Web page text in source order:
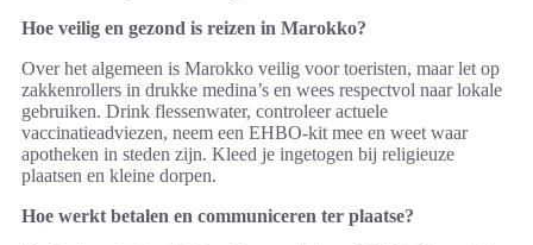
Hoe veilig en gezond is reizen in Marokko?
Over het algemeen is Marokko veilig voor toeristen, maar let op
zakkenrollers in drukke medina’s en wees respectvol naar lokale
gebruiken. Drink flessenwater, controleer actuele
vaccinatieadviezen, neem een EHBO-kit mee en weet waar
apotheken in steden zijn. Kleed je ingetogen bij religieuze
plaatsen en kleine dorpen.
Hoe werkt betalen en communiceren ter plaatse?